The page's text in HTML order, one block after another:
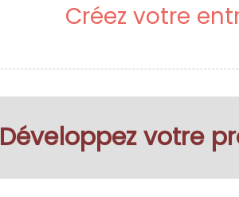
Créez votre
Développez votre